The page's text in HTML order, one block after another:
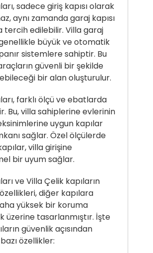
sadece giriş kapısı olarak
aynı zamanda garaj kapısı
tercih edilebilir. Villa garaj
genellikle büyük ve otomatik
sistemlere sahiptir. Bu
güvenli bir şekilde
bir alan oluşturulur.
farklı ölçü ve ebatlarda
Bu, villa sahiplerine evlerinin
uygun kapılar
sağlar. Özel ölçülerde
villa girişine
bir uyum sağlar.
ve Villa Çelik kapıların
diğer kapılara
yüksek bir koruma
üzerine tasarlanmıştır. İşte
güvenlik açısından
özellikler: